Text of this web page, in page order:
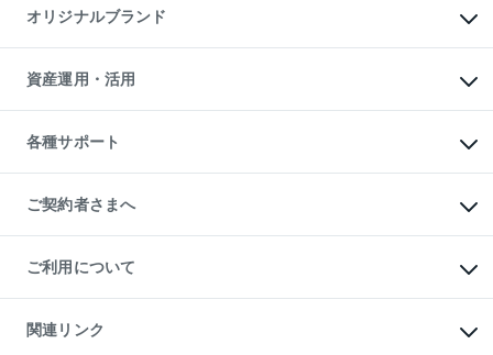
アパート経営
収益物件
ビル購入（ビル一棟）
投資用不動産の売却査定
事業用不動産の売却査定
マンションライブラリー
人気マンションランキング
暮らしに役立つ不動産メディア
不動産相場・不動産価格情報
不動産コラム・ニュース
不動産用語集
不動産なんでもネット相談室
住まいの税金
オリジナルブランド
一棟リノベーションマンション
L`GENTE（ルジェンテ）
区分リノベーションマンション
投資用一棟レジデンスWELL
不動産小口投資
LEGACIA（レガシア）
資産運用・活用
不動産M&A
アセットマネジメント・出資
各種サポート
相続サポート
リフォームサポート
ご契約者さまへ
ご紹介・再契約特典
入居者様専用-各種ご案内（賃貸）
東急こすもす会「こすもすWeb」
ご利用について
金融商品取引について
東急リバブル ソーシャルメディアポリシー
関連リンク